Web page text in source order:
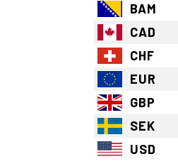
BAM
CAD
CHF
EUR
GBP
SEK
USD